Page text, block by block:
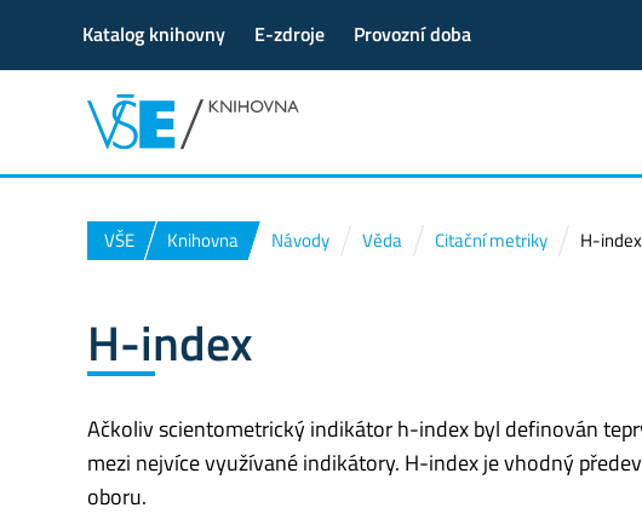
Katalog knihovny E-zdroje Provozní doba
VŠE Knihovna Návody Věda Citační metriky H-index
H-index
Ačkoliv scientometrický indikátor h-index byl definován
mezi nejvíce využívané indikátory. H-index je vhodný
oboru.